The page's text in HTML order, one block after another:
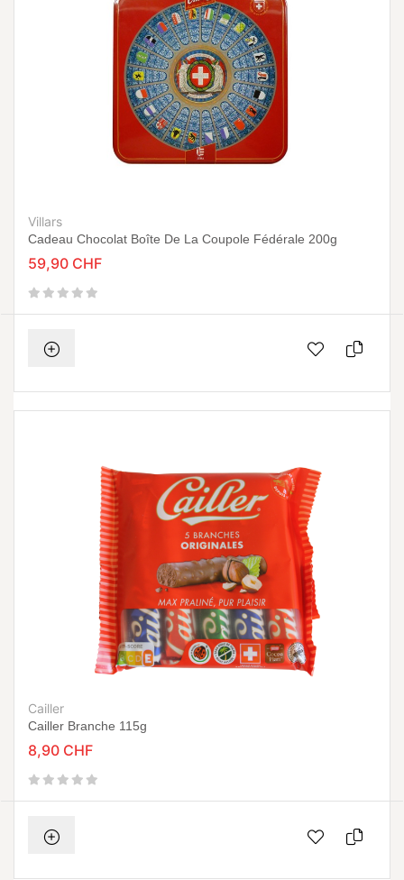
Villars
Cadeau Chocolat Boîte De La Coupole Fédérale 200g
59,90 CHF
Cailler
Cailler Branche 115g
8,90 CHF